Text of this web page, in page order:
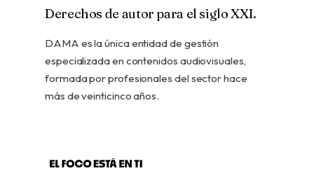
Derechos de autor para el siglo XXI.
DAMA es la única entidad de gestión
especializada en contenidos audiovisuales,
formada por profesionales del sector hace
más de veinticinco años.